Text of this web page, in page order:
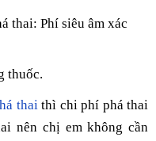
thai: Phí siêu âm xác
thuốc.
thaithì chi phí phá thai
nên chị em không cần